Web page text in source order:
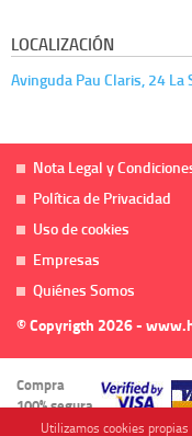
LOCALIZACIÓN
Avinguda Pau Claris, 24
Nota Legal y
Política de Privacidad
Uso de cookies
Empresas
Quiénes Somos
© Copyrigth 2026 -
Compra
100% segura
Utilizamos cookies